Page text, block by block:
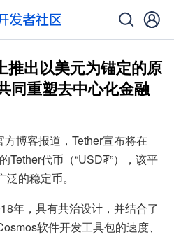
推出以美元为锚定的原
同重塑去中心化金融
博客报道，Tether宣布将在
Tether代币（“USD₮”），该平
的稳定币。
年，具有共治设计，并结合了
软件开发工具包的速度、